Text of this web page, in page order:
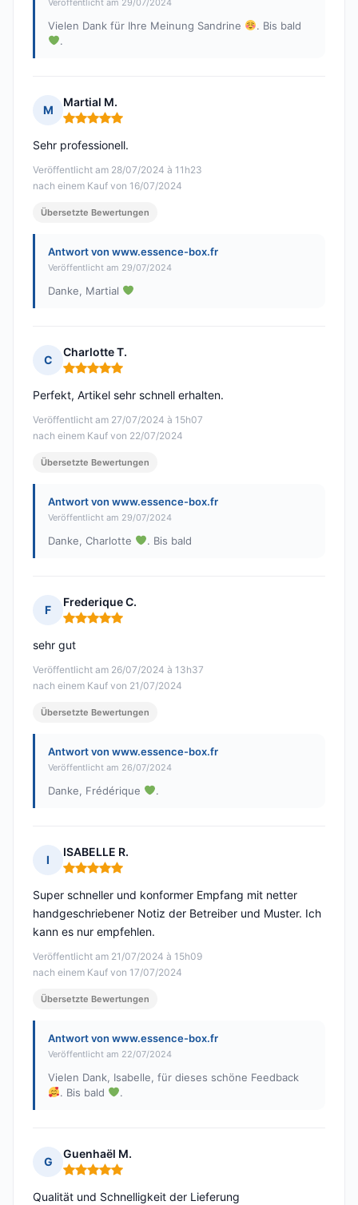
Veröffentlicht am 29/07/2024
Vielen Dank für Ihre Meinung Sandrine
. Bis bald
.
M
Martial M.
Hinweis: 5 von 5
Veröffentlicht am 28/07/2024 à 11h23
nach einem Kauf von 16/07/2024
Sehr professionell.
Übersetzte Bewertungen
Antwort von www.essence-box.fr
Veröffentlicht am 29/07/2024
Danke, Martial
C
Charlotte T.
Hinweis: 5 von 5
Veröffentlicht am 27/07/2024 à 15h07
nach einem Kauf von 22/07/2024
Perfekt, Artikel sehr schnell erhalten.
Übersetzte Bewertungen
Antwort von www.essence-box.fr
Veröffentlicht am 29/07/2024
Danke, Charlotte . Bis bald
F
Frederique C.
Hinweis: 5 von 5
Veröffentlicht am 26/07/2024 à 13h37
nach einem Kauf von 21/07/2024
sehr gut
Übersetzte Bewertungen
Antwort von www.essence-box.fr
Veröffentlicht am 26/07/2024
Danke, Frédérique .
I
ISABELLE R.
Hinweis: 5 von 5
Veröffentlicht am 21/07/2024 à 15h09
nach einem Kauf von 17/07/2024
Super schneller und konformer Empfang mit netter
handgeschriebener Notiz der Betreiber und Muster. Ich
kann es nur empfehlen.
Übersetzte Bewertungen
Antwort von www.essence-box.fr
Veröffentlicht am 22/07/2024
Vielen Dank, Isabelle, für dieses schöne Feedback
. Bis bald
.
G
Guenhaël M.
Hinweis: 5 von 5
Qualität und Schnelligkeit der Lieferung